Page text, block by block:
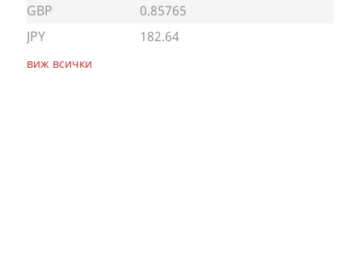
GBP
0.85765
JPY
182.64
виж всички